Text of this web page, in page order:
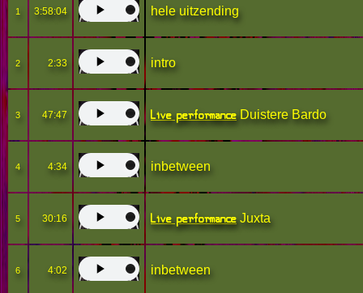
1 3:58:04 hele uitzending
2 2:33 intro
3 47:47 Live performanceDuistere Bardo
4 4:34 inbetween
5 30:16 Live performanceJuxta
6 4:02 inbetween